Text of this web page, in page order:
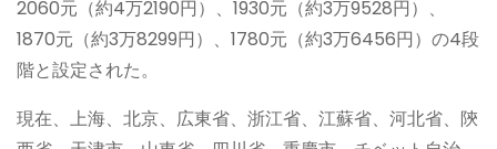
2060元（約4万2190円）、1930元（約3万9528円）、
1870元（約3万8299円）、1780元（約3万6456円）の4段
階と設定された。
現在、上海、北京、広東省、浙江省、江蘇省、河北省、陝